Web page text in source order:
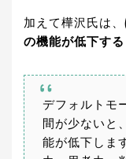
加えて樺沢氏は、
の機能が低下する
デフォルトモ
間が少ないと
能が低下しま